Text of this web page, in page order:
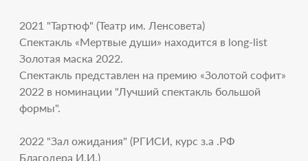
2021 "Тартюф" (Театр им. Ленсовета)
Спектакль «Мертвые души» находится в long-list
Золотая маска 2022.
Спектакль представлен на премию «Золотой софит»
2022 в номинации "Лучший спектакль большой
формы".
2022 "Зал ожидания" (РГИСИ, курс з.а .РФ
Благодера И.И.)